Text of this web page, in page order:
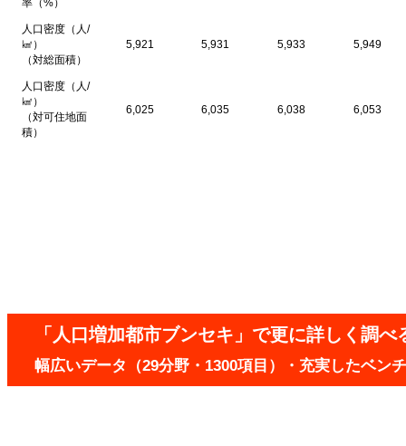
率（%）
人口密度（人/
㎢）
（対総面積）
5,921 5,931 5,933 5,949
人口密度（人/
㎢）
（対可住地面
積）
6,025 6,035 6,038 6,053
「人口増加都市ブンセキ」で更に詳しく調べ
幅広いデータ（29分野・1300項目）・充実したベン